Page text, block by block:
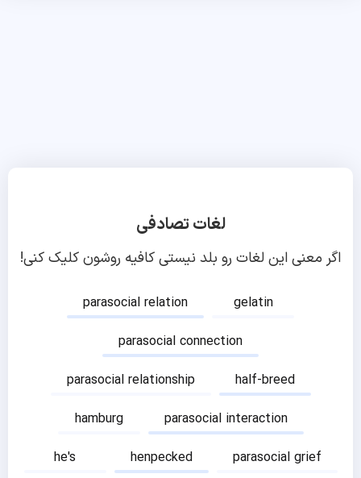
لغات تصادفی
اگر معنی این لغات رو بلد نیستی کافیه روشون کلیک کنی!
parasocial relation
gelatin
parasocial connection
parasocial relationship
half-breed
hamburg
parasocial interaction
he's
henpecked
parasocial grief